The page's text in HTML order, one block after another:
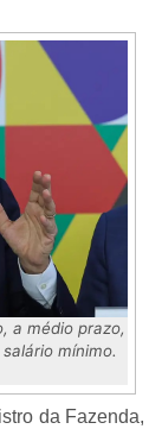
a médio prazo,
mínimo.
da Fazenda,